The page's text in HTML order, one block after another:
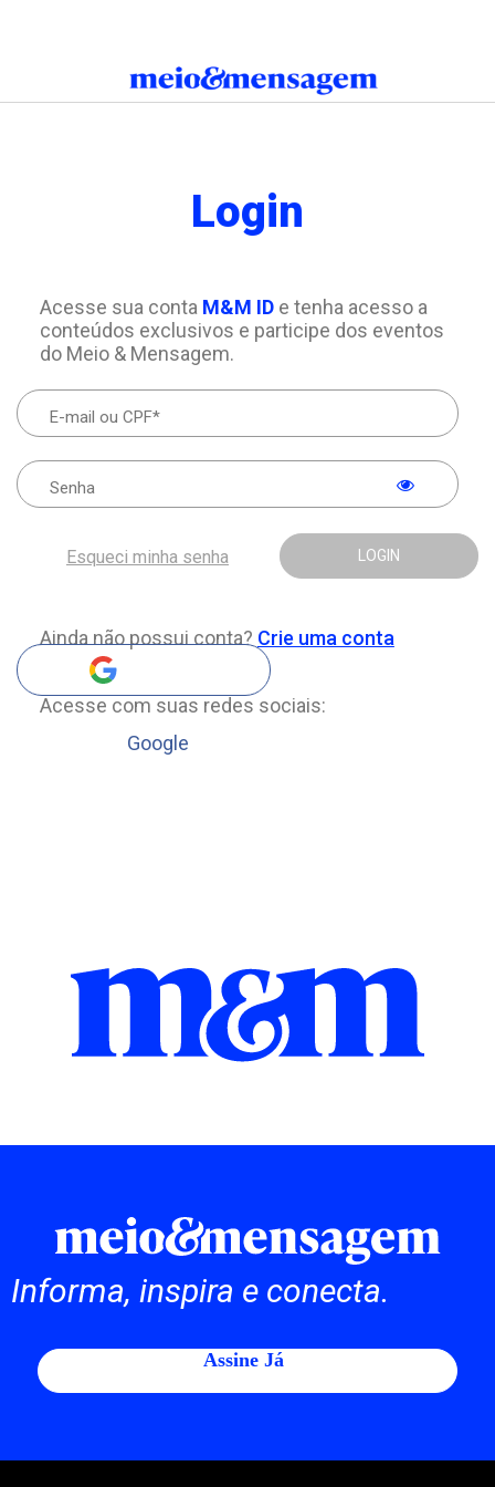
Login
Acesse sua conta M&M IDe tenha acesso a
conteúdos exclusivos e participe dos eventos
do Meio & Mensagem.
LOGIN
Esqueci minha senha
Ainda não possui conta? Crie uma conta
Acesse com suas redes sociais:
Google
Informa, inspira e conecta.
Assine Já